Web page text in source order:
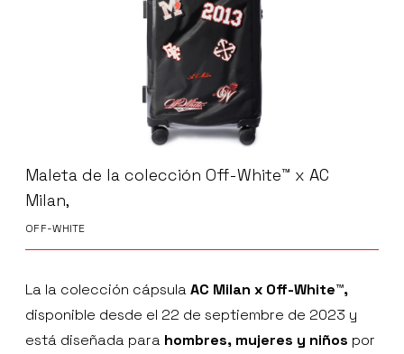
Maleta de la colección Off-White™ x AC
Milan,
OFF-WHITE
La la colección cápsulaAC Milan x Off-White™,
disponible desde el 22 de septiembre de 2023 y
está diseñada para hombres, mujeres y niños por